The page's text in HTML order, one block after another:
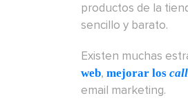
productos de la
sencillo y barato.
Existen muchas
web, mejorar los
email marketing.